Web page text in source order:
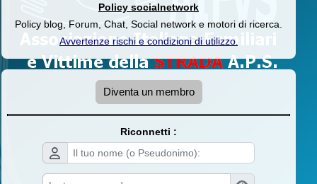
Policy socialnetwork
Policy blog, Forum, Chat, Social network e motori di ricerca.
Avvertenze rischi e condizioni di utilizzo.
Diventa un membro
Riconnetti :